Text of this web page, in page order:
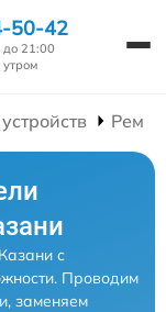
50-42
до 21:00
утром
с
Проводим
заменяем